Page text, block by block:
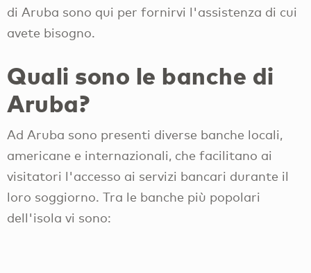
di Aruba sono qui per fornirvi l'assistenza di cui
avete bisogno.
Quali sono le banche di
Aruba?
Ad Aruba sono presenti diverse banche locali,
americane e internazionali, che facilitano ai
visitatori l'accesso ai servizi bancari durante il
loro soggiorno. Tra le banche più popolari
dell'isola vi sono: